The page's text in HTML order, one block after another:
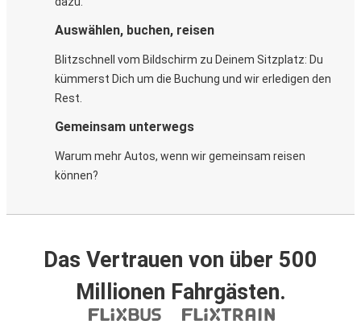
Auswählen, buchen, reisen
Blitzschnell vom Bildschirm zu Deinem Sitzplatz: Du
kümmerst Dich um die Buchung und wir erledigen den
Rest.
Gemeinsam unterwegs
Warum mehr Autos, wenn wir gemeinsam reisen
können?
Das Vertrauen von über 500
Millionen Fahrgästen.